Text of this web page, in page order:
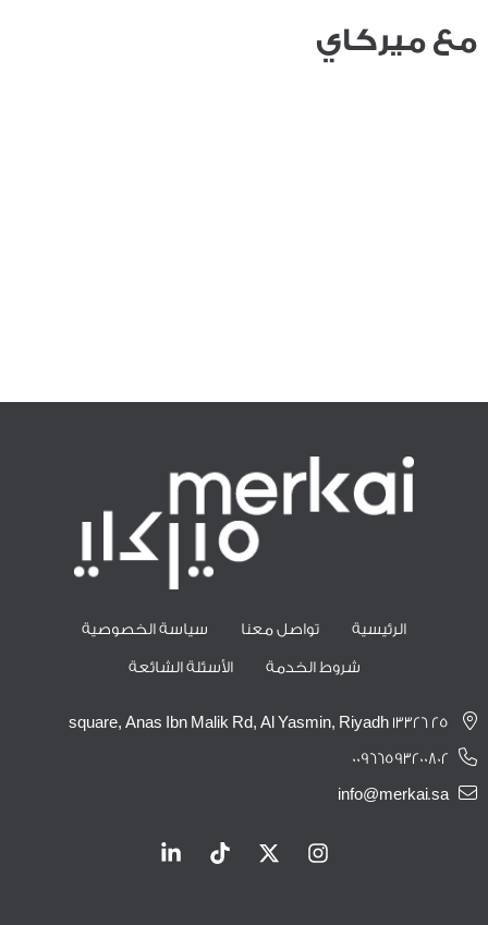
مع ميركاي
الرئيسية تواصل معنا سياسة الخصوصية
شروط الخدمة الأسئلة الشائعة
25 square, Anas Ibn Malik Rd, Al Yasmin, Riyadh 13326
00966593200802
info@merkai.sa